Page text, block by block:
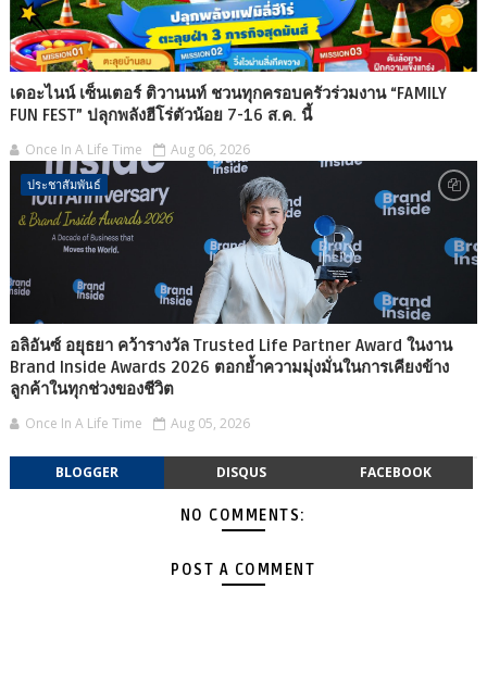
เดอะไนน์ เซ็นเตอร์ ติวานนท์ ชวนทุกครอบครัวร่วมงาน “FAMILY
FUN FEST” ปลุกพลังฮีโร่ตัวน้อย 7-16 ส.ค. นี้
Once In A Life Time Aug 06, 2026
ประชาสัมพันธ์
อลิอันซ์ อยุธยา คว้ารางวัล Trusted Life Partner Award ในงาน
Brand Inside Awards 2026 ตอกย้ำความมุ่งมั่นในการเคียงข้าง
ลูกค้าในทุกช่วงของชีวิต
Once In A Life Time Aug 05, 2026
BLOGGER DISQUS FACEBOOK
NO COMMENTS:
POST A COMMENT